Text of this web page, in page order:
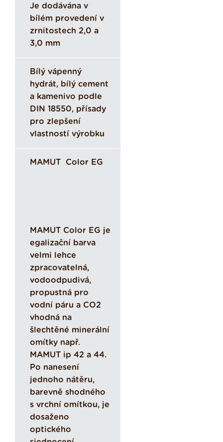
Je dodávána v
bílém provedení v
zrnitostech 2,0 a
3,0 mm
Bílý vápenný
hydrát, bílý cement
a kamenivo podle
DIN 18550, přísady
pro zlepšení
vlastností výrobku
MAMUT Color EG
MAMUT Color EG je
egalizační barva
velmi lehce
zpracovatelná,
vodoodpudivá,
propustná pro
vodní páru a CO2
vhodná na
šlechtěné minerální
omítky např.
MAMUT ip 42 a 44.
Po nanesení
jednoho nátěru,
barevně shodného
s vrchní omítkou, je
dosaženo
optického